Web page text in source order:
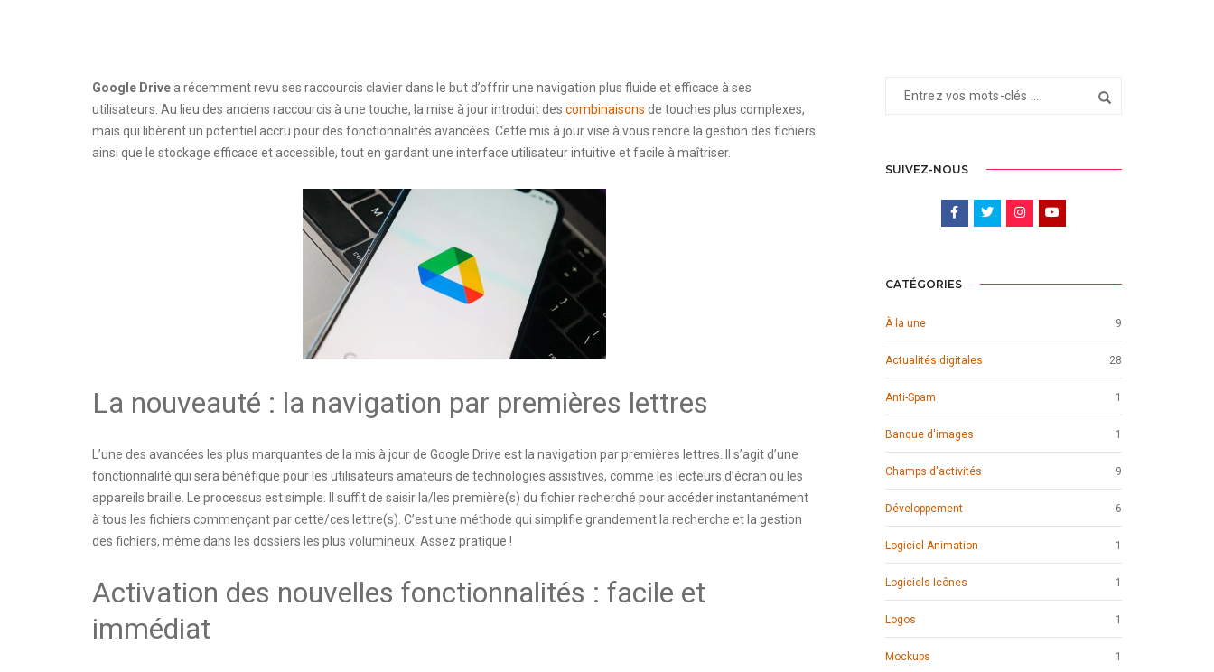
Google Drive a récemment revu ses raccourcis clavier dans le but d’offrir une navigation plus fluide et efficace à ses
utilisateurs. Au lieu des anciens raccourcis à une touche, la mise à jour introduit des combinaisons de touches plus complexes,
mais qui libèrent un potentiel accru pour des fonctionnalités avancées. Cette mis à jour vise à vous rendre la gestion des fichiers
ainsi que le stockage efficace et accessible, tout en gardant une interface utilisateur intuitive et facile à maîtriser.
La nouveauté : la navigation par premières lettres
L’une des avancées les plus marquantes de la mis à jour de Google Drive est la navigation par premières lettres. Il s’agit d’une
fonctionnalité qui sera bénéfique pour les utilisateurs amateurs de technologies assistives, comme les lecteurs d’écran ou les
appareils braille. Le processus est simple. Il suffit de saisir la/les première(s) du fichier recherché pour accéder instantanément
à tous les fichiers commençant par cette/ces lettre(s). C’est une méthode qui simplifie grandement la recherche et la gestion
des fichiers, même dans les dossiers les plus volumineux. Assez pratique !
Activation des nouvelles fonctionnalités : facile et
immédiat
SUIVEZ-NOUS
CATÉGORIES
À la une 9
Actualités digitales 28
Anti-Spam 1
Banque d'images 1
Champs d'activités 9
Développement 6
Logiciel Animation 1
Logiciels Icônes 1
Logos 1
Mockups 1